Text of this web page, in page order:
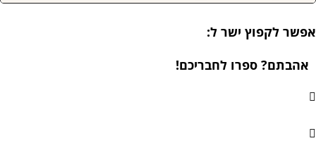
לקפוץ ישר ל:
אהבתם? ספרו לחבריכם!